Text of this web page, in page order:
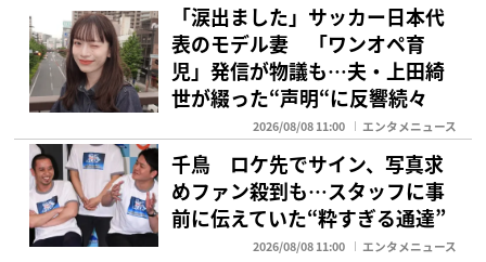
「涙出ました」サッカー日本代
表のモデル妻 「ワンオペ育
児」発信が物議も…夫・上田綺
世が綴った“声明“に反響続々
2026/08/08 11:00 エンタメニュース
千鳥 ロケ先でサイン、写真求
めファン殺到も…スタッフに事
前に伝えていた“粋すぎる通達”
2026/08/08 11:00 エンタメニュース